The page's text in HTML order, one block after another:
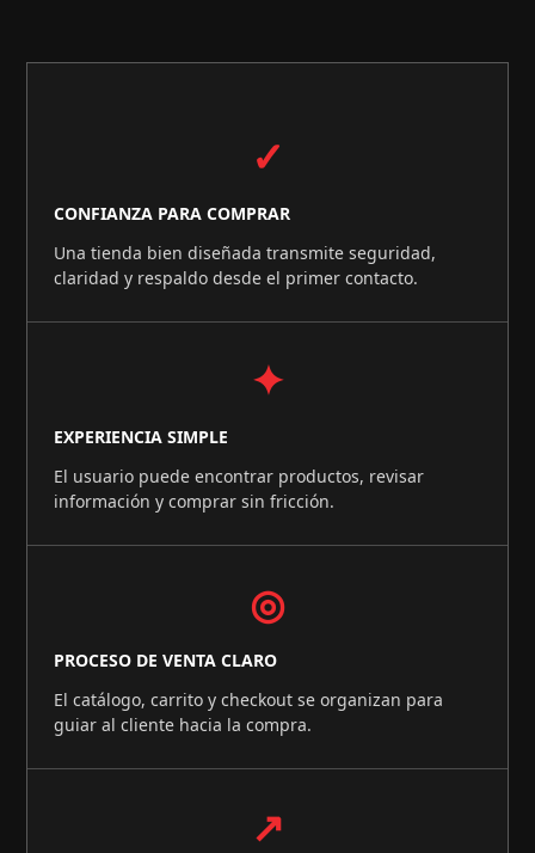
✓
CONFIANZA PARA COMPRAR
Una tienda bien diseñada transmite seguridad,
claridad y respaldo desde el primer contacto.
✦
EXPERIENCIA SIMPLE
El usuario puede encontrar productos, revisar
información y comprar sin fricción.
◎
PROCESO DE VENTA CLARO
El catálogo, carrito y checkout se organizan para
guiar al cliente hacia la compra.
↗